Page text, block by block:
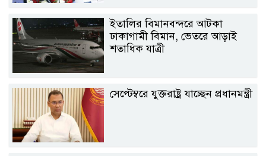
ইতালির বিমানবন্দরে আটকা
ঢাকাগামী বিমান, ভেতরে আড়াই
শতাধিক যাত্রী
সেপ্টেম্বরে যুক্তরাষ্ট্র যাচ্ছেন প্রধানমন্ত্রী